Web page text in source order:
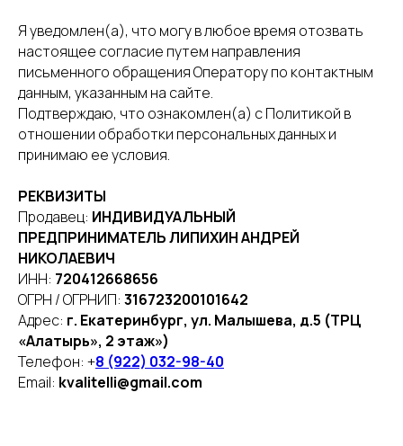
Я уведомлен(а), что могу в любое время отозвать
настоящее согласие путем направления
письменного обращения Оператору по контактным
данным, указанным на сайте.
Подтверждаю, что ознакомлен(а) с Политикой в
отношении обработки персональных данных и
принимаю ее условия.
РЕКВИЗИТЫ
Продавец: ИНДИВИДУАЛЬНЫЙ
ПРЕДПРИНИМАТЕЛЬ ЛИПИХИН АНДРЕЙ
НИКОЛАЕВИЧ
ИНН: 720412668656
ОГРН / ОГРНИП: 316723200101642
Адрес: г. Екатеринбург, ул. Малышева, д.5 (ТРЦ
«Алатырь», 2 этаж»)
Телефон: +8 (922) 032-98-40
Email: kvalitelli@gmail.com